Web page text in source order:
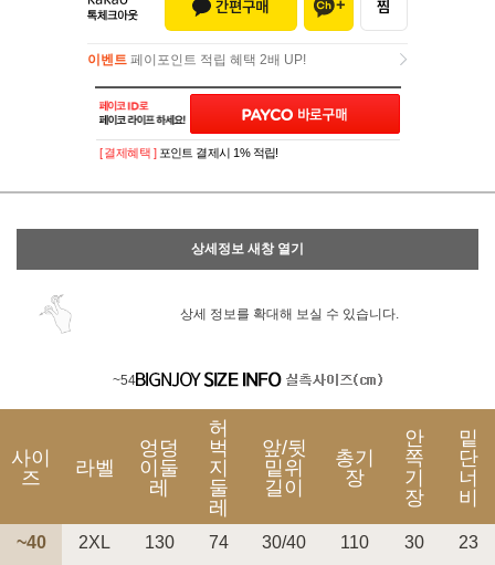
이벤트 페이포인트 적립 혜택 2배 UP!
이벤트페이포인트 적립 혜택 2배 UP!
[ 결제혜택 ] 포인트 결제시 1% 적립!
상세정보 새창 열기
상세 정보를 확대해 보실 수 있습니다.
~54
사이
즈
라벨
엉덩
이둘
레
허
벅
지
둘
레
앞/뒷
밑위
길이
총기
장
안
쪽
기
장
밑
단
너
비
~40 2XL 130 74 30/40 110 30
23